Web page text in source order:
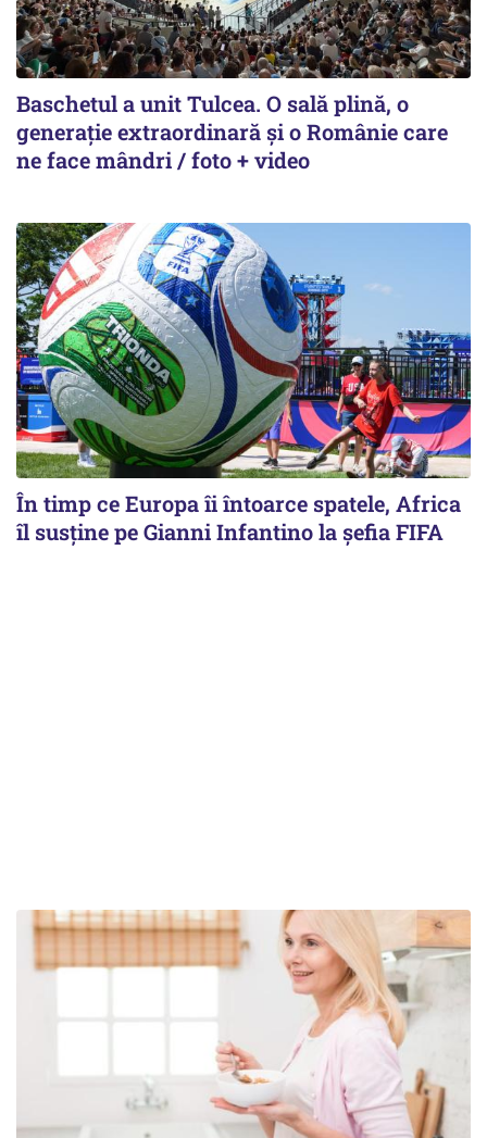
Baschetul a unit Tulcea. O sală plină, o
generație extraordinară și o Românie care
ne face mândri / foto + video
În timp ce Europa îi întoarce spatele, Africa
îl susține pe Gianni Infantino la șefia FIFA